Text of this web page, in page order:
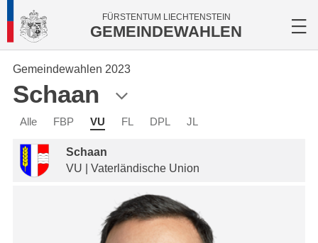
FÜRSTENTUM LIECHTENSTEIN
GEMEINDEWAHLEN
Gemeindewahlen 2023
Schaan
Alle FBP VU FL DPL JL
Schaan
VU | Vaterländische Union